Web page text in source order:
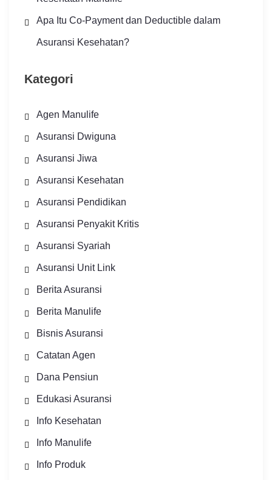
Apa Itu Co-Payment dan Deductible dalam
Asuransi Kesehatan?
Kategori
Agen Manulife
Asuransi Dwiguna
Asuransi Jiwa
Asuransi Kesehatan
Asuransi Pendidikan
Asuransi Penyakit Kritis
Asuransi Syariah
Asuransi Unit Link
Berita Asuransi
Berita Manulife
Bisnis Asuransi
Catatan Agen
Dana Pensiun
Edukasi Asuransi
Info Kesehatan
Info Manulife
Info Produk